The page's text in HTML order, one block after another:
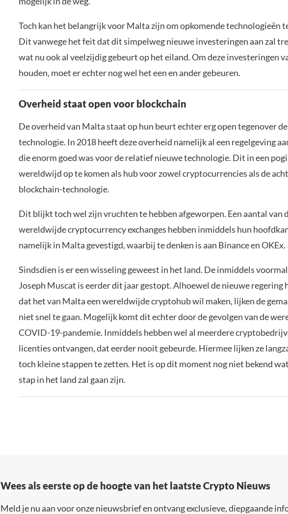
Toch kan het belangrijk voor Malta zijn om opkomende technologieën
Dit vanwege het feit dat dit simpelweg nieuwe investeringen aan zal
wat nu ook al veelzijdig gebeurt op het eiland. Om deze investeringen
houden, moet er echter nog wel het een en ander gebeuren.
Overheid staat open voor blockchain
De overheid van Malta staat op hun beurt echter erg open tegenover
technologie. In 2018 heeft deze overheid namelijk al een regelgeving
die enorm goed was voor de relatief nieuwe technologie. Dit in een
wereldwijd op te komen als hub voor zowel cryptocurrencies als de
blockchain-technologie.
Dit blijkt toch wel zijn vruchten te hebben afgeworpen. Een aantal van
wereldwijde cryptocurrency exchanges hebben inmiddels hun
namelijk in Malta gevestigd, waarbij te denken is aan Binance en OKEx.
Sindsdien is er een wisseling geweest in het land. De inmiddels
Joseph Muscat is eerder dit jaar gestopt. Alhoewel de nieuwe regering
dat het van Malta een wereldwijde cryptohub wil maken, lijken de
niet snel te gaan. Mogelijk komt dit echter door de gevolgen van de
COVID-19-pandemie. Inmiddels hebben wel al meerdere
licenties ontvangen, dat eerder nooit gebeurde. Hiermee lijken ze
toch kleine stappen te zetten. Het is op dit moment nog niet bekend
stap in het land zal gaan zijn.
Wees als eerste op de hoogte van het laatste Crypto Nieuws
Meld je nu aan voor onze nieuwsbrief en ontvang exclusieve, diepgaande